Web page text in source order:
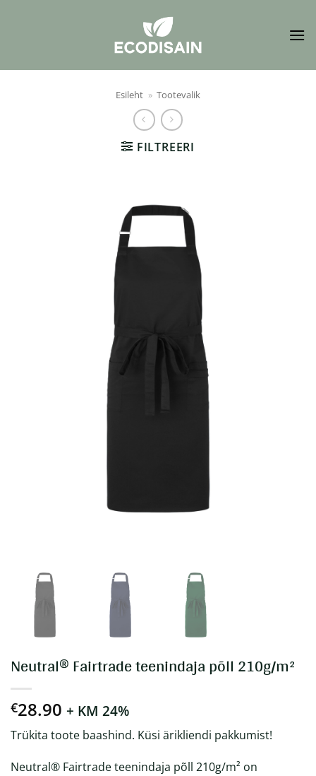
Esileht » Tootevalik
FILTREERI
Neutral® Fairtrade teenindaja põll 210g/m²
€28.90 + KM 24%
Trükita toote baashind. Küsi ärikliendi pakkumist!
Neutral® Fairtrade teenindaja põll 210g/m² on